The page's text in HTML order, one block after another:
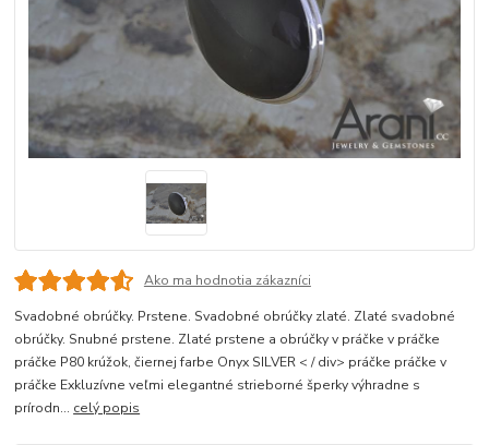
Ako ma hodnotia zákazníci
Svadobné obrúčky. Prstene. Svadobné obrúčky zlaté. Zlaté svadobné
obrúčky. Snubné prstene. Zlaté prstene a obrúčky v práčke v práčke
práčke P80 krúžok, čiernej farbe Onyx SILVER < / div> práčke práčke v
práčke Exkluzívne veľmi elegantné strieborné šperky výhradne s
prírodn... celý popis